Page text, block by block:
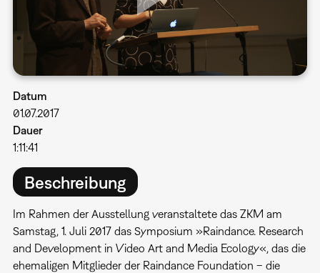
Datum
01.07.2017
Dauer
1:11:41
Beschreibung
Im Rahmen der Ausstellung veranstaltete das ZKM am
Samstag, 1. Juli 2017 das Symposium »Raindance. Research
and Development in Video Art and Media Ecology«, das die
ehemaligen Mitglieder der Raindance Foundation – die